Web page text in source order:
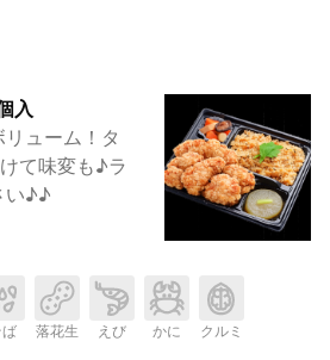
入
ューム！タ
て味変も♪ラ
い♪♪
落花生 えび かに クルミ